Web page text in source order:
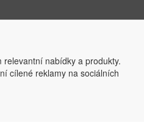
relevantní nabídky a produkty.
cílené reklamy na sociálních